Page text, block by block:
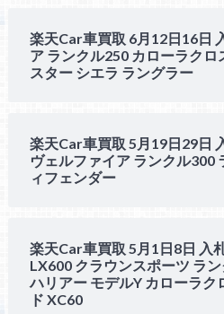
楽天Car車買取 6月12日16日
ア ランクル250 カローラクロ
スター シエラ ラングラー
楽天Car車買取 5月19日29日
ヴェルファイア ランクル300
ィフェンダー
楽天Car車買取 5月1日8日 入
LX600 クラウンスポーツ ラ
ハリアー モデルY カローラク
ド XC60